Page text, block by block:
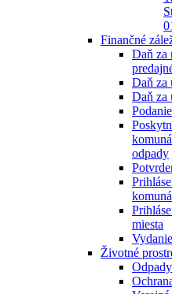
Finančné
Daň za
Daň za
Daň za
odpady
miesta
Životné
Odpady